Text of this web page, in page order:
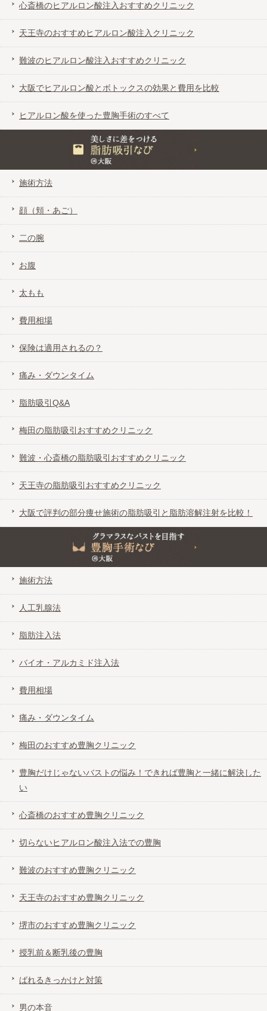
心斎橋のヒアルロン酸注入おすすめクリニック
天王寺のおすすめヒアルロン酸注入クリニック
難波のヒアルロン酸注入おすすめクリニック
大阪でヒアルロン酸とボトックスの効果と費用を比較
ヒアルロン酸を使った豊胸手術のすべて
美しさに差をつける脂肪吸引なび＠大阪
施術方法
顔（頬・あご）
二の腕
お腹
太もも
費用相場
保険は適用されるの？
痛み・ダウンタイム
脂肪吸引Q&A
梅田の脂肪吸引おすすめクリニック
難波・心斎橋の脂肪吸引おすすめクリニック
天王寺の脂肪吸引おすすめクリニック
大阪で評判の部分痩せ施術の脂肪吸引と脂肪溶解注射を比較！
グラマラスなバストを目指す豊胸手術なび＠大阪
施術方法
人工乳腺法
脂肪注入法
バイオ・アルカミド注入法
費用相場
痛み・ダウンタイム
梅田のおすすめ豊胸クリニック
豊胸だけじゃないバストの悩み！できれば豊胸と一緒に解決した
い
心斎橋のおすすめ豊胸クリニック
切らないヒアルロン酸注入法での豊胸
難波のおすすめ豊胸クリニック
天王寺のおすすめ豊胸クリニック
堺市のおすすめ豊胸クリニック
授乳前＆断乳後の豊胸
ばれるきっかけと対策
男の本音